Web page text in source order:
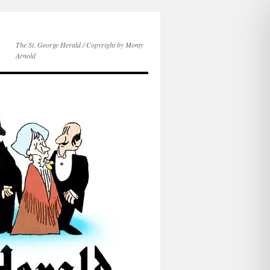
The St. George Herald / Copyright by Monty
Arnold